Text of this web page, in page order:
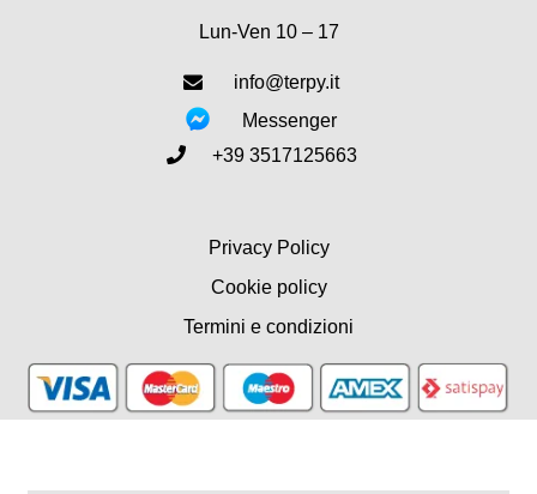
Lun-Ven 10 – 17
info@terpy.it
Messenger
+39 3517125663
Privacy Policy
Cookie policy
Termini e condizioni